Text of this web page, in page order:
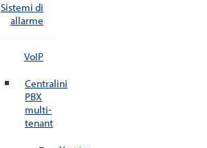
Sistemi di
allarme
VoIP
Centralini
PBX
multi-
tenant